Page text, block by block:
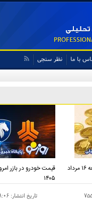
با ما نظر سنجی
قیمت سکه و طلا امروز جمعه ۱۶ مرداد
۱۴۰۵
تاریخ انتشار:۰۸:۰۶ - ۱۷